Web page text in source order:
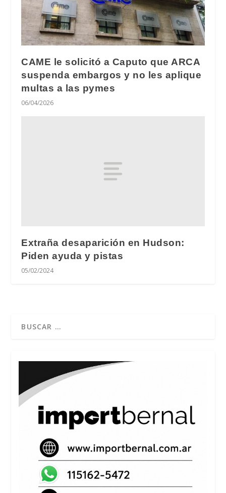
CAME le solicitó a Caputo que ARCA
suspenda embargos y no les aplique
multas a las pymes
06/04/2026
Extraña desaparición en Hudson:
Piden ayuda y pistas
05/02/2024